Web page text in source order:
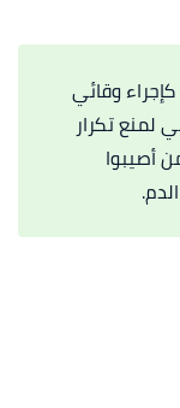
وقائي
لمنع تكرار
أصيبوا